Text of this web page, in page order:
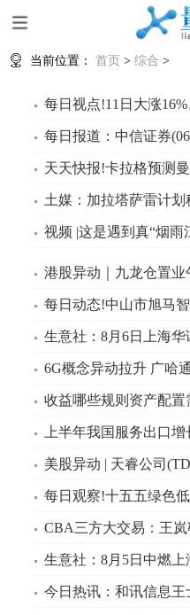
当前位置： 首页 > 综合 >
每日视点!11日大涨16%、530
每日报道：中信证券(06030)
天天快报!卡拉格预测曼城
土媒：加拉塔萨雷计划租借
视频 |这是遇到真“烟雨江南”了！无锡蠡
港股异动｜九龙仓置业午后最多拉涨至32%
每日动态!中山市旭马智能科技
生意社：8月6日上海华谊新材料
6G概念异动拉升 广哈
收益哪些规则资产配
上半年我国服务出口
美股异动 | 天睿公司
每日观察!十五五绿色低碳规划
CBA三方大交易：王岚嵚去北控、王
生意社：8月5日中燃
今日热讯：和讯信息王士杰：当下阶段